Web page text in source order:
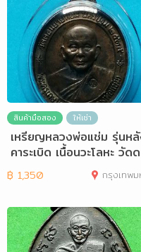
สินค้ามือสอง ให้เช่า
เหรียญหลวงพ่อแช่ม รุ่นห
คาระเบิด เนื้อนวะโลหะ วัด
นยายหอม
฿ 1,350 กรุงเทพมหาน